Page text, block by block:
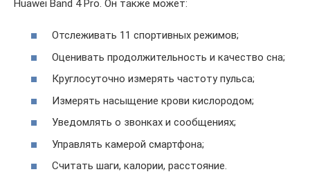
Huawei Band 4 Pro. Он также может:
Отслеживать 11 спортивных режимов;
Оценивать продолжительность и качество сна;
Круглосуточно измерять частоту пульса;
Измерять насыщение крови кислородом;
Уведомлять о звонках и сообщениях;
Управлять камерой смартфона;
Считать шаги, калории, расстояние.